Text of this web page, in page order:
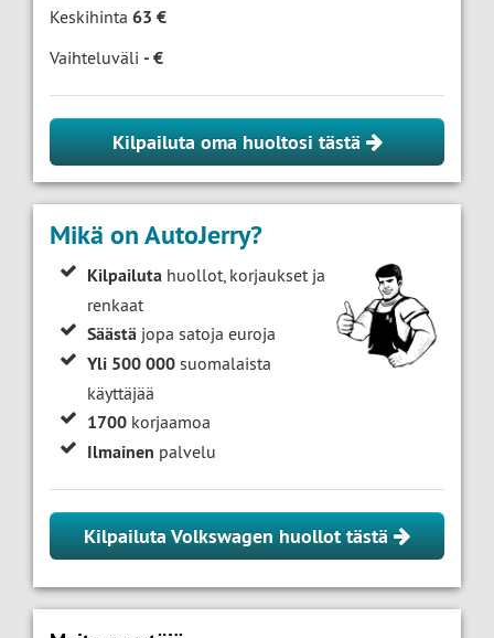
Keskihinta 63 €
Vaihteluväli - €
Kilpailuta oma huoltosi tästä
Mikä on AutoJerry?
Kilpailuta huollot, korjaukset ja
renkaat
Säästä jopa satoja euroja
Yli 500 000 suomalaista
käyttäjää
1700 korjaamoa
Ilmainen palvelu
Kilpailuta Volkswagen huollot tästä